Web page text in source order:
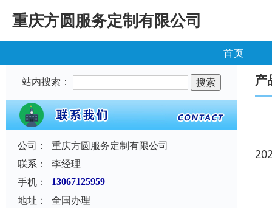
重庆方圆服务定制有限公司
首页
站内搜索：
公司：
重庆方圆服务定制有限公司
联系：
李经理
手机：
13067125959
地址：
全国办理
产